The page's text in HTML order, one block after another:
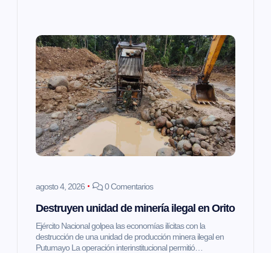
agosto 4, 2026 0 Comentarios
Destruyen unidad de minería ilegal en Orito
Ejército Nacional golpea las economías ilícitas con la
destrucción de una unidad de producción minera ilegal en
Putumayo La operación interinstitucional permitió…